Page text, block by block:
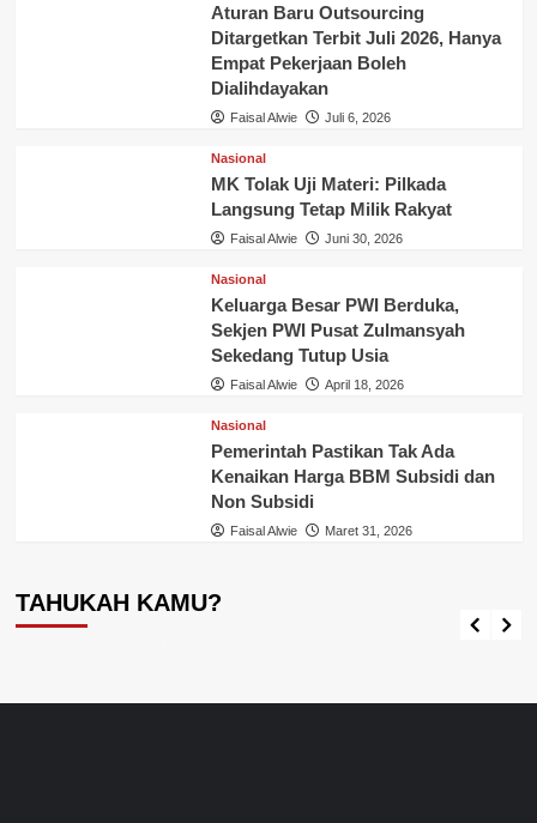
Aturan Baru Outsourcing
Ditargetkan Terbit Juli 2026, Hanya
Empat Pekerjaan Boleh
Dialihdayakan
Faisal Alwie Juli 6, 2026
Nasional
MK Tolak Uji Materi: Pilkada
Langsung Tetap Milik Rakyat
Faisal Alwie Juni 30, 2026
Nasional
Keluarga Besar PWI Berduka,
Sekjen PWI Pusat Zulmansyah
Sekedang Tutup Usia
Faisal Alwie April 18, 2026
Nasional
Pemerintah Pastikan Tak Ada
Kenaikan Harga BBM Subsidi dan
Non Subsidi
Faisal Alwie Maret 31, 2026
TAHUKAH KAMU?
Dilepas Diperairan Indonesia